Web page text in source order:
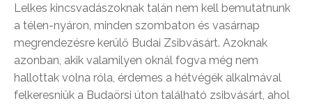
Lelkes kincsvadászoknak talán nem kell bemutatnunk
a télen-nyáron, minden szombaton és vasárnap
megrendezésre kerülő Budai Zsibvásárt. Azoknak
azonban, akik valamilyen oknál fogva még nem
hallottak volna róla, érdemes a hétvégék alkalmával
felkeresniük a Budaörsi úton található zsibvásárt, ahol